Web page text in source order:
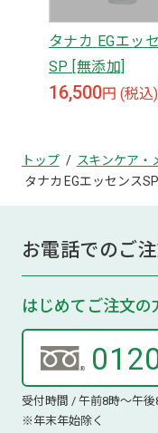
タナカ EGエッ
SP [無添加]
16,500円 (税込)
トップ スキンケア・
タナカ EGエッセンス
お電話でのご
はじめてご注文の
受付時間 / 午前8時～午後
※年末年始除く